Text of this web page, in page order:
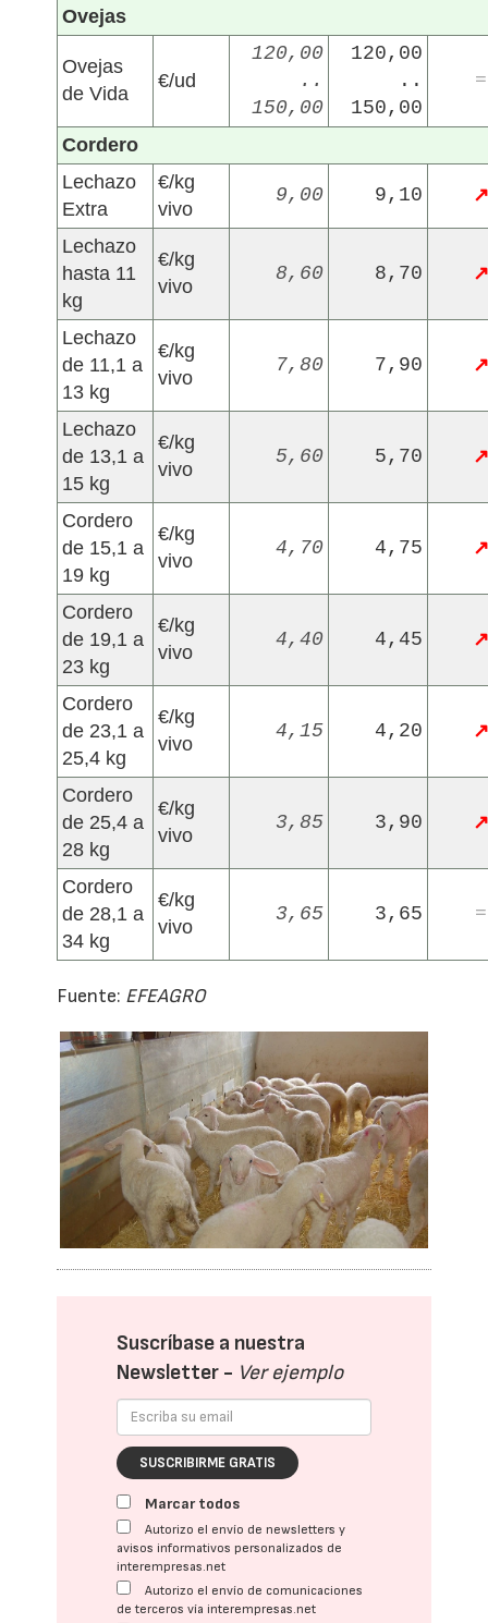
Ovejas
Ovejas
de Vida
€/ud
120,00
..
150,00
120,00
..
150,00
=
Cordero
Lechazo
Extra
€/kg
vivo
9,00 9,10 ↗
Lechazo
hasta 11
kg
€/kg
vivo
8,60 8,70 ↗
Lechazo
de 11,1 a
13 kg
€/kg
vivo
7,80 7,90 ↗
Lechazo
de 13,1 a
15 kg
€/kg
vivo
5,60 5,70 ↗
Cordero
de 15,1 a
19 kg
€/kg
vivo
4,70 4,75 ↗
Cordero
de 19,1 a
23 kg
€/kg
vivo
4,40 4,45 ↗
Cordero
de 23,1 a
25,4 kg
€/kg
vivo
4,15 4,20 ↗
Cordero
de 25,4 a
28 kg
€/kg
vivo
3,85 3,90 ↗
Cordero
de 28,1 a
34 kg
€/kg
vivo
3,65 3,65 =
Fuente: EFEAGRO
Suscríbase a nuestra
Newsletter - Ver ejemplo
SUSCRIBIRME GRATIS
Marcar todos
Autorizo el envío de newsletters y
avisos informativos personalizados de
interempresas.net
Autorizo el envío de comunicaciones
de terceros vía interempresas.net